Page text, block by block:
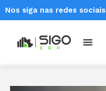
Nos siga nas redes sociais